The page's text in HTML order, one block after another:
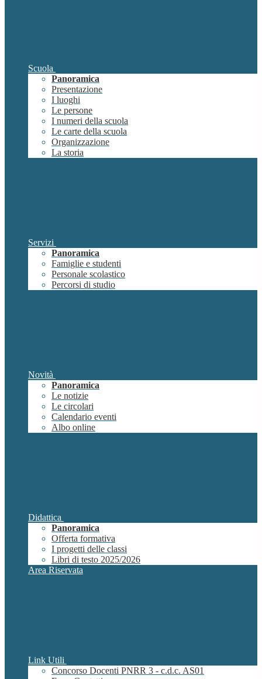
Scuola
Panoramica
Presentazione
I luoghi
Le persone
I numeri della scuola
Le carte della scuola
Organizzazione
La storia
Servizi
Panoramica
Famiglie e studenti
Personale scolastico
Percorsi di studio
Novità
Panoramica
Le notizie
Le circolari
Calendario eventi
Albo online
Didattica
Panoramica
Offerta formativa
I progetti delle classi
Libri di testo 2025/2026
Area Riservata
Link Utili
Concorso Docenti PNRR 3 - c.d.c. AS01